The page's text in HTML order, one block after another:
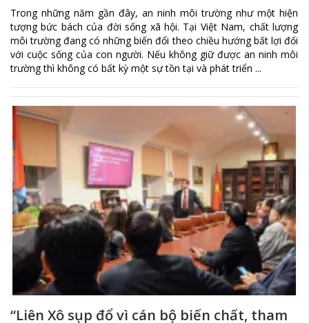
Trong những năm gần đây, an ninh môi trường như một hiện
tượng bức bách của đời sống xã hội. Tại Việt Nam, chất lượng
môi trường đang có những biến đổi theo chiều hướng bất lợi đối
với cuộc sống của con người. Nếu không giữ được an ninh môi
trường thì không có bất kỳ một sự tồn tại và phát triển ...
“Liên Xô sụp đổ vì cán bộ biến chất, tham